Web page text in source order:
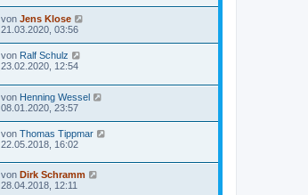
von Jens Klose
21.03.2020, 03:56
von Ralf Schulz
23.02.2020, 12:54
von Henning Wessel
08.01.2020, 23:57
von Thomas Tippmar
22.05.2018, 16:02
von Dirk Schramm
28.04.2018, 12:11